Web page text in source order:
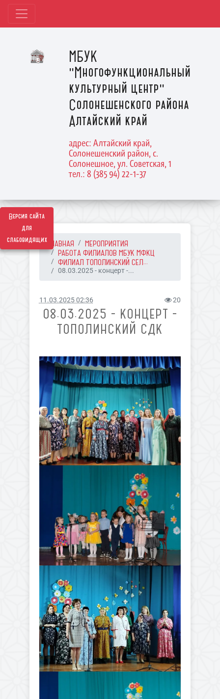
Версия сайта
для
слабовидящих
МБУК
"Многофункциональный
культурный центр"
Солонешенского района
Алтайский край
адрес: Алтайский край,
Солонешенский район, с.
Солонешное, ул. Советская, 1
тел.: 8 (385 94) 22-1-37
ГЛАВНАЯ
МЕРОПРИЯТИЯ
РАБОТА ФИЛИАЛОВ МБУК МФКЦ
ФИЛИАЛ ТОПОЛИНСКИЙ СЕЛ...
08.03.2025 - концерт -...
11.03.2025 02:36 20
08.03.2025 - КОНЦЕРТ -
ТОПОЛИНСКИЙ СДК